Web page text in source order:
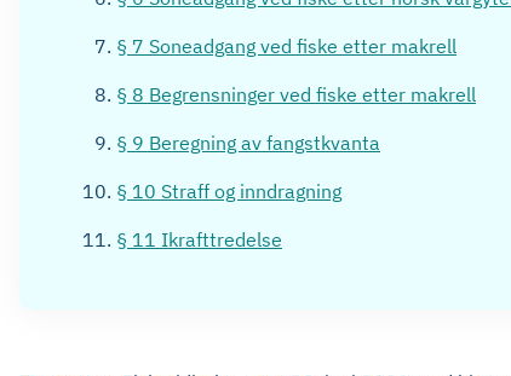
§ 7 Soneadgang ved fiske etter makrell
§ 8 Begrensninger ved fiske etter makrell
§ 9 Beregning av fangstkvanta
§ 10 Straff og inndragning
§ 11 Ikrafttredelse